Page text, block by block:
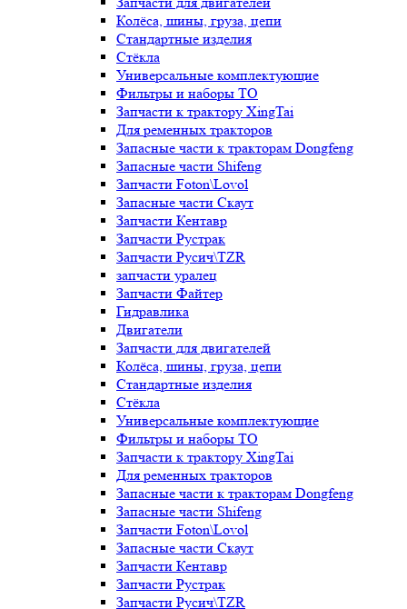
Колёса, шины, груза, цепи
Стандартные изделия
Стёкла
Универсальные комплектующие
Фильтры и наборы ТО
Запчасти к трактору XingTai
Для ременных тракторов
Запасные части к тракторам Dongfeng
Запасные части Shifeng
Запчасти Foton\Lovol
Запасные части Скаут
Запчасти Кентавр
Запчасти Рустрак
Запчасти Русич\TZR
запчасти уралец
Запчасти Файтер
Гидравлика
Двигатели
Запчасти для двигателей
Колёса, шины, груза, цепи
Стандартные изделия
Стёкла
Универсальные комплектующие
Фильтры и наборы ТО
Запчасти к трактору XingTai
Для ременных тракторов
Запасные части к тракторам Dongfeng
Запасные части Shifeng
Запчасти Foton\Lovol
Запасные части Скаут
Запчасти Кентавр
Запчасти Рустрак
Запчасти Русич\TZR